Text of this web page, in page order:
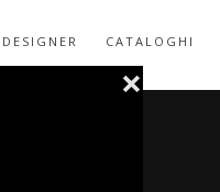
DESIGNER CATALOGHI